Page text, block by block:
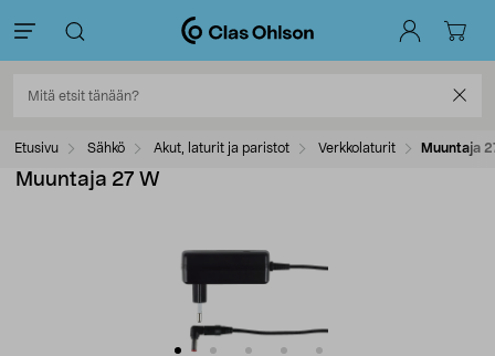
Etusivu Sähkö Akut, laturit ja paristot Verkkolaturit Muuntaja
Muuntaja 27 W